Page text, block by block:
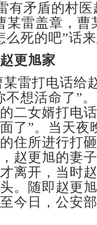
有矛盾的村
某雷盖章，曹
么死的吧”话
更旭家
雷打电话给
不想活命了”
二女婿打电
了”。当天夜
住所进行打
赵更旭的妻
离开，当时
。随即赵更
今日，公安